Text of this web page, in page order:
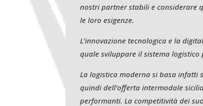
nostri partner stabili e considerare
le loro esigenze.
L’innovazione tecnologica e la
quale sviluppare il sistema
La logistica moderna si basa infatti
quindi dell’offerta intermodale
performanti. La competitività dei